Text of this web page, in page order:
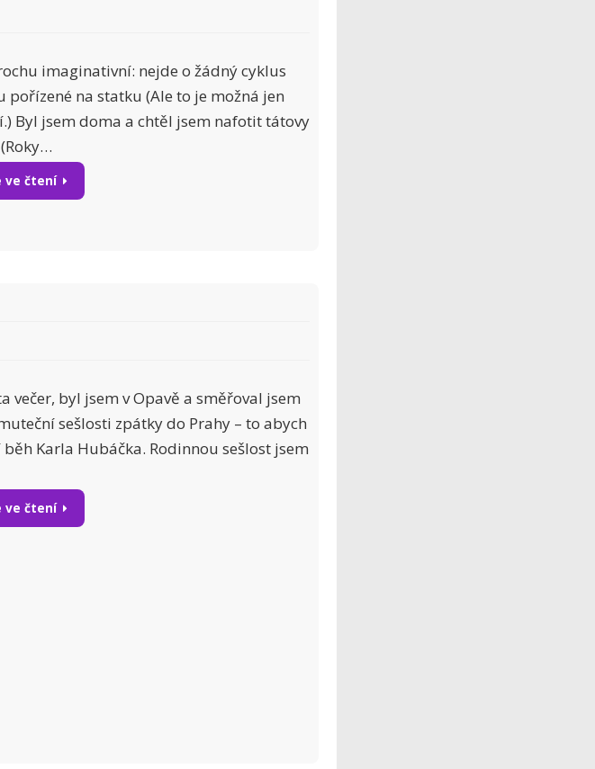
imaginativní: nejde o žádný cyklus
pořízené na statku (Ale to je možná jen
Byl jsem doma a chtěl jsem nafotit tátovy
ve čtení
večer, byl jsem v Opavě a směřoval jsem
sešlosti zpátky do Prahy – to abych
Karla Hubáčka. Rodinnou sešlost jsem
ve čtení